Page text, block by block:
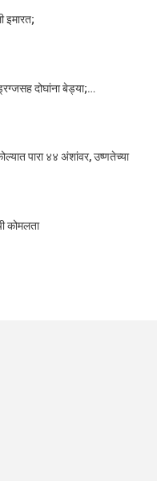
इमारत;
दोघांना बेड्या;…
पारा ४४ अंशांवर, उष्णतेच्या
कोमलता